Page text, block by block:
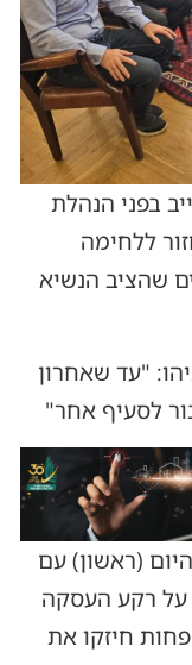
בפני הנהלת
ללחימה
שהציב הנשיא
"עד שאחרון
לסעיף אחר"
(ראשון) עם
על רקע העסקה
חיזקו את